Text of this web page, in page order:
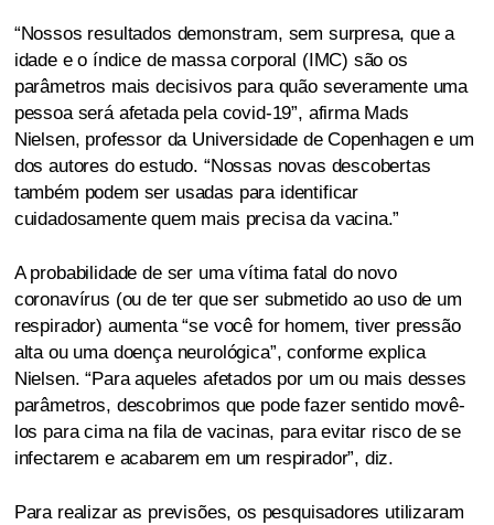
“Nossos resultados demonstram, sem surpresa, que a
idade e o índice de massa corporal (IMC) são os
parâmetros mais decisivos para quão severamente uma
pessoa será afetada pela covid-19”, afirma Mads
Nielsen, professor da Universidade de Copenhagen e um
dos autores do estudo. “Nossas novas descobertas
também podem ser usadas para identificar
cuidadosamente quem mais precisa da vacina.”
A probabilidade de ser uma vítima fatal do novo
coronavírus (ou de ter que ser submetido ao uso de um
respirador) aumenta “se você for homem, tiver pressão
alta ou uma doença neurológica”, conforme explica
Nielsen. “Para aqueles afetados por um ou mais desses
parâmetros, descobrimos que pode fazer sentido movê-
los para cima na fila de vacinas, para evitar risco de se
infectarem e acabarem em um respirador”, diz.
Para realizar as previsões, os pesquisadores utilizaram